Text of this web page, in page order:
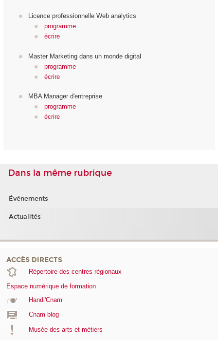
Licence professionnelle Web analytics
programme
écrire
Master Marketing dans un monde digital
programme
écrire
MBA Manager d'entreprise
programme
écrire
Dans la même rubrique
Événements
Actualités
ACCÈS DIRECTS
Répertoire des centres régionaux
Espace numérique de formation
Handi'Cnam
Cnam blog
Musée des arts et métiers